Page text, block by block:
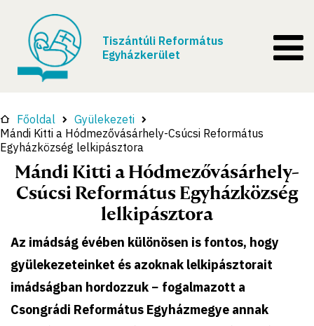
Tiszántúli Református
Egyházkerület
Főoldal
Gyülekezeti
Mándi Kitti a Hódmezővásárhely-Csúcsi Református
Egyházközség lelkipásztora
Mándi Kitti a Hódmezővásárhely-
Csúcsi Református Egyházközség
lelkipásztora
Az imádság évében különösen is fontos, hogy
gyülekezeteinket és azoknak lelkipásztorait
imádságban hordozzuk − fogalmazott a
Csongrádi Református Egyházmegye annak